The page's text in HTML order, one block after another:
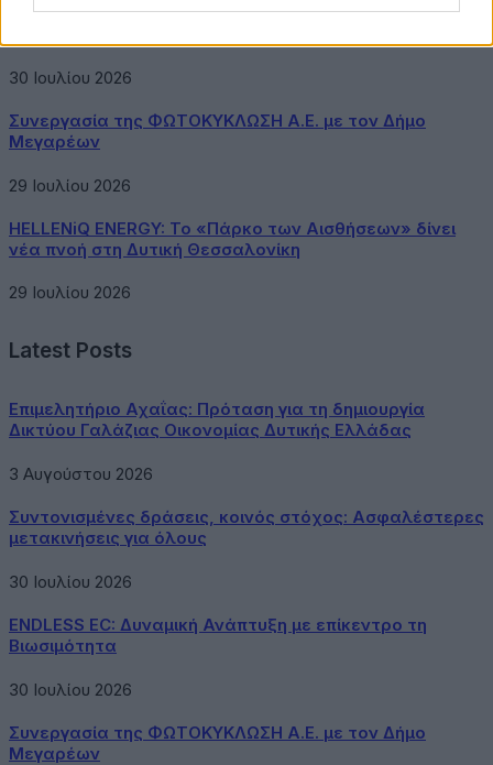
ENDLESS EC: Δυναμική Ανάπτυξη με επίκεντρο τη
30 Ιουλίου 2026
Συνεργασία της ΦΩΤΟΚΥΚΛΩΣΗ Α.Ε. με τον Δήμο
Μεγαρέων
29 Ιουλίου 2026
HELLENiQ ENERGY: Το «Πάρκο των Αισθήσεων» δίνει
νέα πνοή στη Δυτική Θεσσαλονίκη
29 Ιουλίου 2026
Latest Posts
Επιμελητήριο Αχαΐας: Πρόταση για τη δημιουργία
Δικτύου Γαλάζιας Οικονομίας Δυτικής Ελλάδας
3 Αυγούστου 2026
Συντονισμένες δράσεις, κοινός στόχος: Ασφαλέστερες
μετακινήσεις για όλους
30 Ιουλίου 2026
ENDLESS EC: Δυναμική Ανάπτυξη με επίκεντρο τη
Βιωσιμότητα
30 Ιουλίου 2026
Συνεργασία της ΦΩΤΟΚΥΚΛΩΣΗ Α.Ε. με τον Δήμο
Μεγαρέων